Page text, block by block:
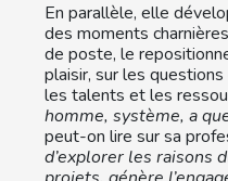
En parallèle, elle
des moments
de poste, le
plaisir, sur les
les talents et les
homme, système, a
peut-on lire sur sa
d’explorer les raisons